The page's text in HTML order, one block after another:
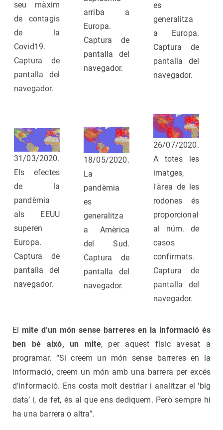
seu màxim
de contagis
de la
Covid19.
Captura de
pantalla del
navegador.
arriba a
Europa.
Captura de
pantalla del
navegador.
es
generalitza
a Europa.
Captura de
pantalla del
navegador.
31/03/2020.
Els efectes
de la
pandèmia
als EEUU
superen
Europa.
Captura de
pantalla del
navegador.
18/05/2020.
La
pandèmia
es
generalitza
a Amèrica
del Sud.
Captura de
pantalla del
navegador.
26/07/2020.
A totes les
imatges,
l'àrea de les
rodones és
proporcional
al núm. de
casos
confirmats.
Captura de
pantalla del
navegador.
Elmite d’un món sense barreres en la informació és
ben bé això, un mite, per aquest físic avesat a
programar. “Si creem un món sense barreres en la
informació, creem un món amb una barrera per excés
d’informació. Ens costa molt destriar i analitzar el ‘big
data’ i, de fet, és al que ens dediquem. Però sempre hi
ha una barrera o altra”.